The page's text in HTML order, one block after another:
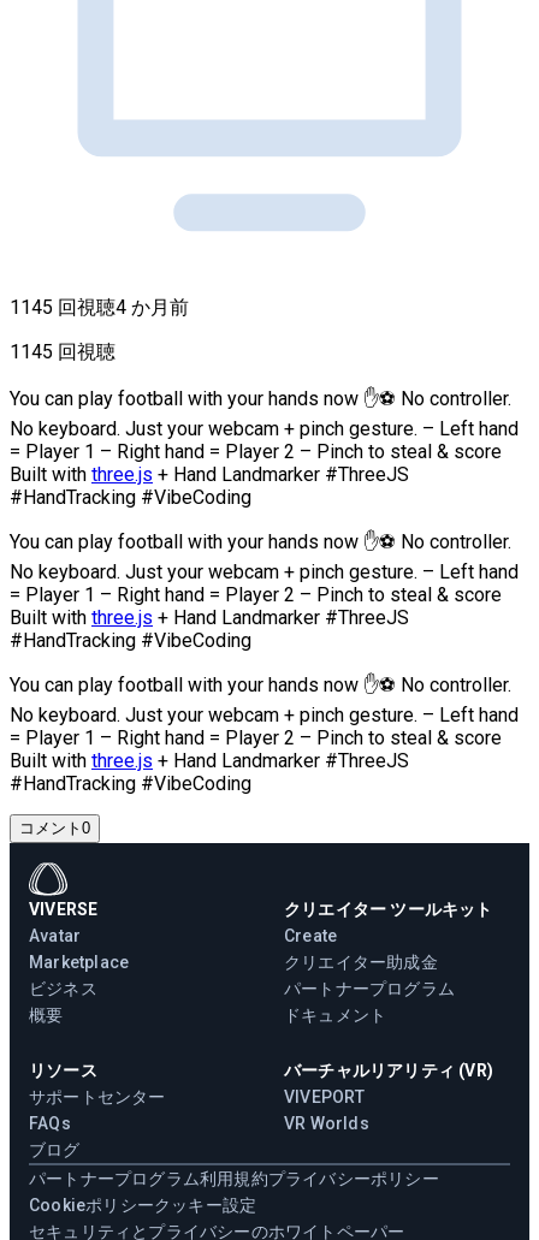
1145 回視聴4 か月前
1145 回視聴
You can play football with your hands now ✋⚽️ No controller.
No keyboard. Just your webcam + pinch gesture. – Left hand
= Player 1 – Right hand = Player 2 – Pinch to steal & score
Built with three.js + Hand Landmarker #ThreeJS
#HandTracking #VibeCoding
You can play football with your hands now ✋⚽️ No controller.
No keyboard. Just your webcam + pinch gesture. – Left hand
= Player 1 – Right hand = Player 2 – Pinch to steal & score
Built with three.js + Hand Landmarker #ThreeJS
#HandTracking #VibeCoding
You can play football with your hands now ✋⚽️ No controller.
No keyboard. Just your webcam + pinch gesture. – Left hand
= Player 1 – Right hand = Player 2 – Pinch to steal & score
Built with three.js + Hand Landmarker #ThreeJS
#HandTracking #VibeCoding
コメント 0
VIVERSE
Avatar
Marketplace
ビジネス
概要
クリエイター ツールキット
Create
クリエイター助成金
パートナープログラム
ドキュメント
リソース
サポートセンター
FAQs
ブログ
バーチャルリアリティ (VR)
VIVEPORT
VR Worlds
パートナープログラム利用規約プライバシーポリシー
Cookieポリシークッキー設定
セキュリティとプライバシーのホワイトペーパー